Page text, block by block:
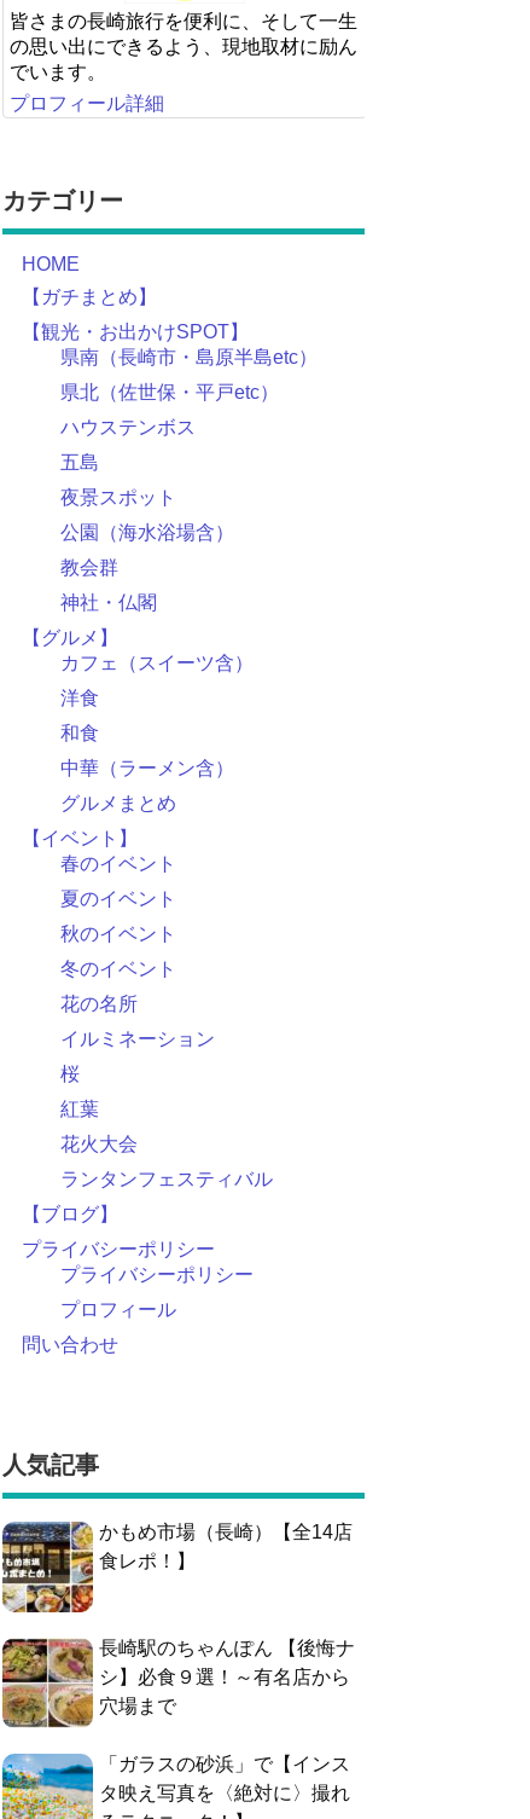
皆さまの長崎旅行を便利に、そして一生
の思い出にできるよう、現地取材に励ん
でいます。
プロフィール詳細
カテゴリー
HOME
【ガチまとめ】
【観光・お出かけSPOT】
県南（長崎市・島原半島etc）
県北（佐世保・平戸etc）
ハウステンボス
五島
夜景スポット
公園（海水浴場含）
教会群
神社・仏閣
【グルメ】
カフェ（スイーツ含）
洋食
和食
中華（ラーメン含）
グルメまとめ
【イベント】
春のイベント
夏のイベント
秋のイベント
冬のイベント
花の名所
イルミネーション
桜
紅葉
花火大会
ランタンフェスティバル
【ブログ】
プライバシーポリシー
プライバシーポリシー
プロフィール
問い合わせ
人気記事
かもめ市場（長崎）【全14店
食レポ！】
長崎駅のちゃんぽん 【後悔ナ
シ】必食９選！～有名店から
穴場まで
「ガラスの砂浜」で【インス
タ映え写真を〈絶対に〉撮れ